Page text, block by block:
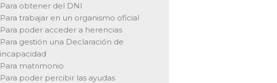
Para obtener del DNI
Para trabajar en un organismo oficial
Para poder acceder a herencias
Para gestión una Declaración de
incapacidad
Para matrimonio
Para poder percibir las ayudas